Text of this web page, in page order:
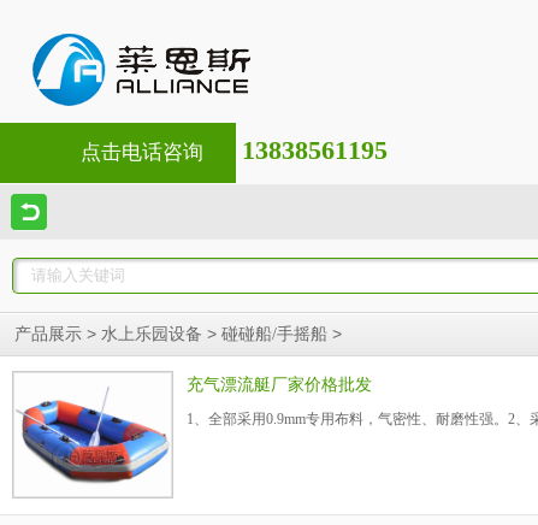
点击电话咨询 13838561195
产品展示 > 水上乐园设备 > 碰碰船/手摇船 >
充气漂流艇厂家价格批发
1、全部采用0.9mm专用布料，气密性、耐磨性强。2